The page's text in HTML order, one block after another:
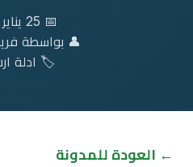
📅 25 يناير 2026
👤 بواسطة
🏷️ ادلة
← العودة للمدونة